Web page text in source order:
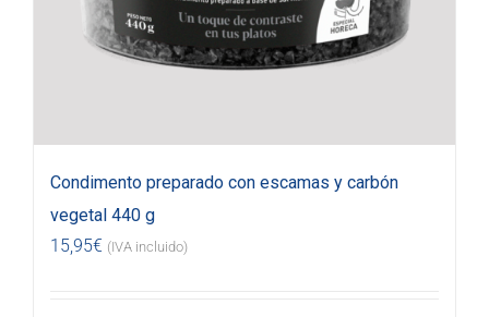
Condimento preparado con escamas y carbón
vegetal 440 g
15,95€ (IVA incluido)